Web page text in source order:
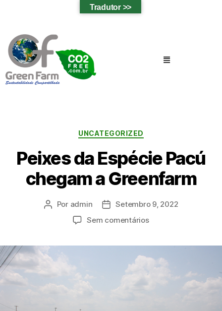
UNCATEGORIZED
Peixes da Espécie Pacú
chegam a Greenfarm
Por admin
Setembro 9, 2022
Sem comentários
Tradutor >>